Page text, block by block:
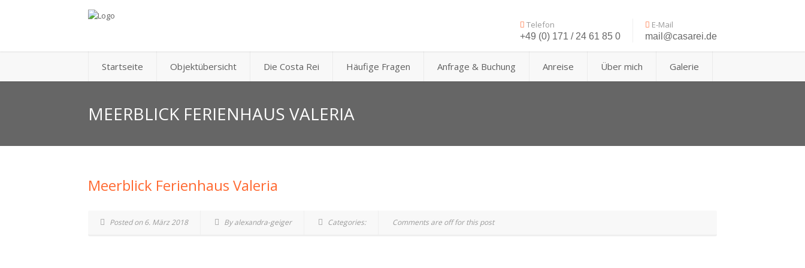
Telefon
+49 (0) 171 / 24 61 85 0
E-Mail
mail@casarei.de
Startseite Objektübersicht Die Costa Rei Häufige Fragen Anfrage & Buchung Anreise Über mich Galerie
MEERBLICK FERIENHAUS VALERIA
Meerblick Ferienhaus Valeria
Posted on 6. März 2018 By alexandra-geiger Categories: Comments are off for this post